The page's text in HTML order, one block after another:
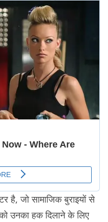
है, जो सामाजिक बुराइयों से
उनका हक दिलाने के लिए